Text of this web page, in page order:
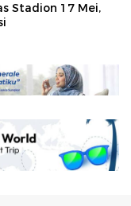
Stadion 17 Mei,